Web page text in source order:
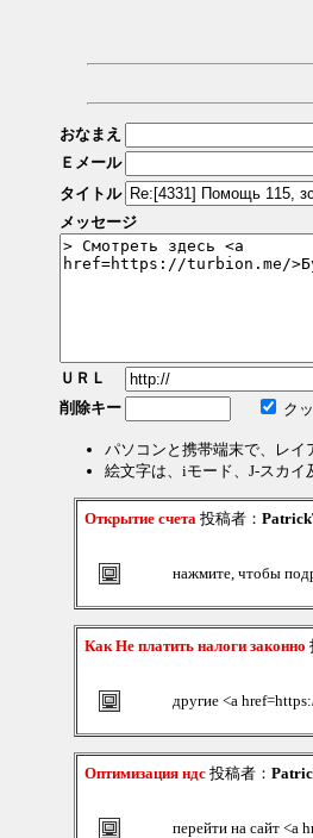
おなまえ
Ｅメール
タイトル
メッセージ
ＵＲＬ
削除キー
ク
パソコンと携帯端末で、レイ
絵文字は、iモード、J-スカイ
Открытие счета投稿者：
нажмите, чтобы
Как Не платить налоги законно
другие <a
Оптимизация ндс投稿者：
перейти на сайт <a